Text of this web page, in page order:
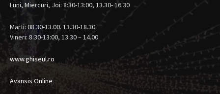
Luni, Miercuri, Joi: 8:30-13:00, 13.30- 16.30
Marti: 08.30-13.00. 13.30-18.30
Vineri: 8:30-13:00, 13.30 – 14.00
www.ghiseul.ro
Avansis Online